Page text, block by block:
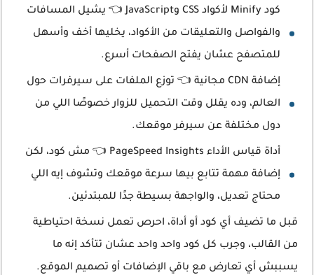
كود Minify لأكواد CSS وJavaScript 👈 يشيل المسافات
والفواصل والتعليقات من الأكواد، يخليها أخف وأسهل
للمتصفح عشان يفتح الصفحات أسرع.
إضافة CDN مجانية 👈 توزع الملفات على سيرفرات حول
العالم، وده يقلل وقت التحميل للزوار خصوصًا اللي من
دول مختلفة عن سيرفر موقعك.
أداة قياس الأداء PageSpeed Insights 👈 مش كود، لكن
إضافة مهمة تتابع بيها سرعة موقعك وتشوف إيه اللي
محتاج تعديل، والواجهة بسيطة جدًا للمبتدئين.
قبل ما تضيف أي كود أو أداة، احرص تعمل نسخة احتياطية
من القالب، وجرب كل كود واحد واحد عشان تتأكد إنه ما
يسببش أي تعارض مع باقي الإضافات أو تصميم الموقع.